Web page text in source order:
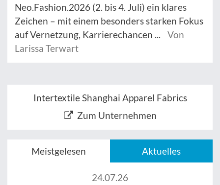
Neo.Fashion.2026 (2. bis 4. Juli) ein klares
Zeichen – mit einem besonders starken Fokus
auf Vernetzung, Karrierechancen ...
Von
Larissa Terwart
Intertextile Shanghai Apparel Fabrics
Zum Unternehmen
Meistgelesen Aktuelles
24.07.26